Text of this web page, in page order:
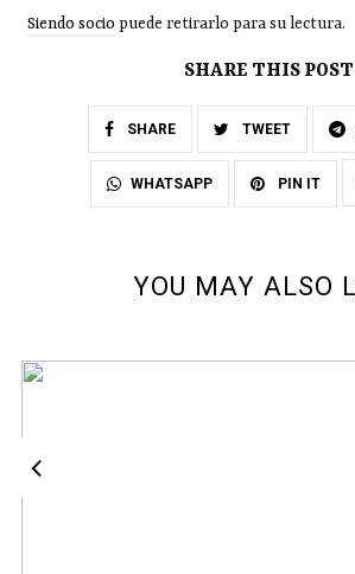
Siendo socio puede retirarlo para su lectura.
SHARE THIS POST
SHARE TWEET
WHATSAPP PIN IT
YOU MAY ALSO